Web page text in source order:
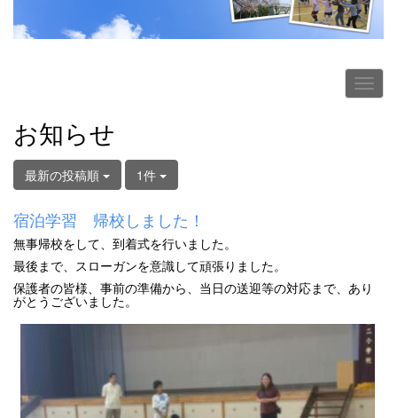
お知らせ
最新の投稿順 1件
宿泊学習 帰校しました！
無事帰校をして、到着式を行いました。
最後まで、スローガンを意識して頑張りました。
保護者の皆様、事前の準備から、当日の送迎等の対応まで、あり
がとうございました。